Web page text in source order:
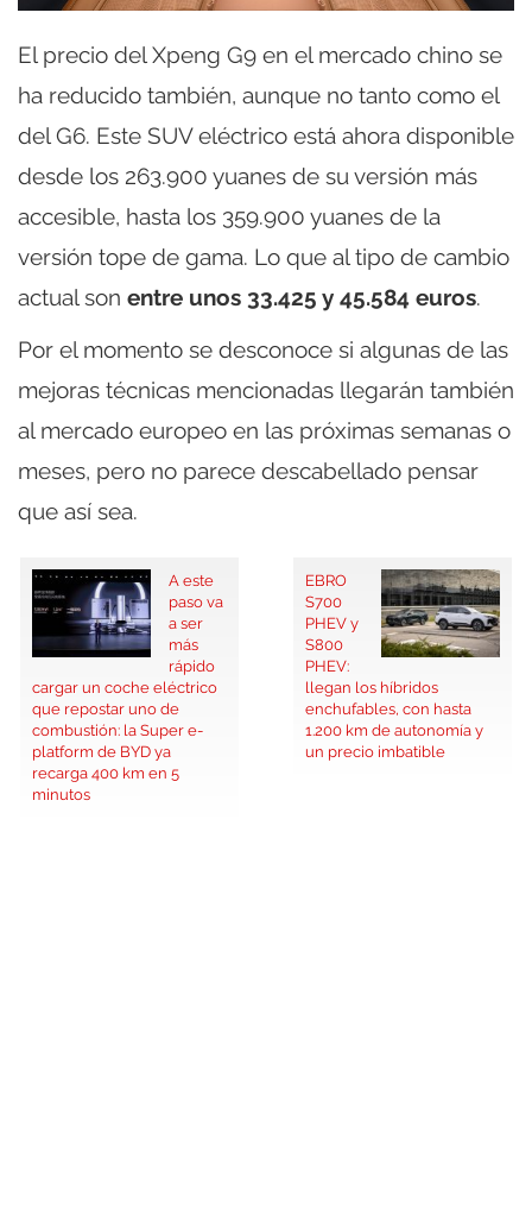
El precio del Xpeng G9 en el mercado chino se
ha reducido también, aunque no tanto como el
del G6. Este SUV eléctrico está ahora disponible
desde los 263.900 yuanes de su versión más
accesible, hasta los 359.900 yuanes de la
versión tope de gama. Lo que al tipo de cambio
actual son entre unos 33.425 y 45.584 euros.
Por el momento se desconoce si algunas de las
mejoras técnicas mencionadas llegarán también
al mercado europeo en las próximas semanas o
meses, pero no parece descabellado pensar
que así sea.
A este
paso va
a ser
más
rápido
cargar un coche eléctrico
que repostar uno de
combustión: la Super e-
platform de BYD ya
recarga 400 km en 5
minutos
EBRO
S700
PHEV y
S800
PHEV:
llegan los híbridos
enchufables, con hasta
1.200 km de autonomía y
un precio imbatible